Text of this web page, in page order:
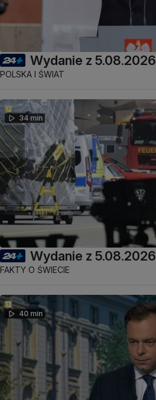
Wydanie z 5.08.2026
POLSKA I ŚWIAT
34 min
Wydanie z 5.08.2026
FAKTY O ŚWIECIE
40 min